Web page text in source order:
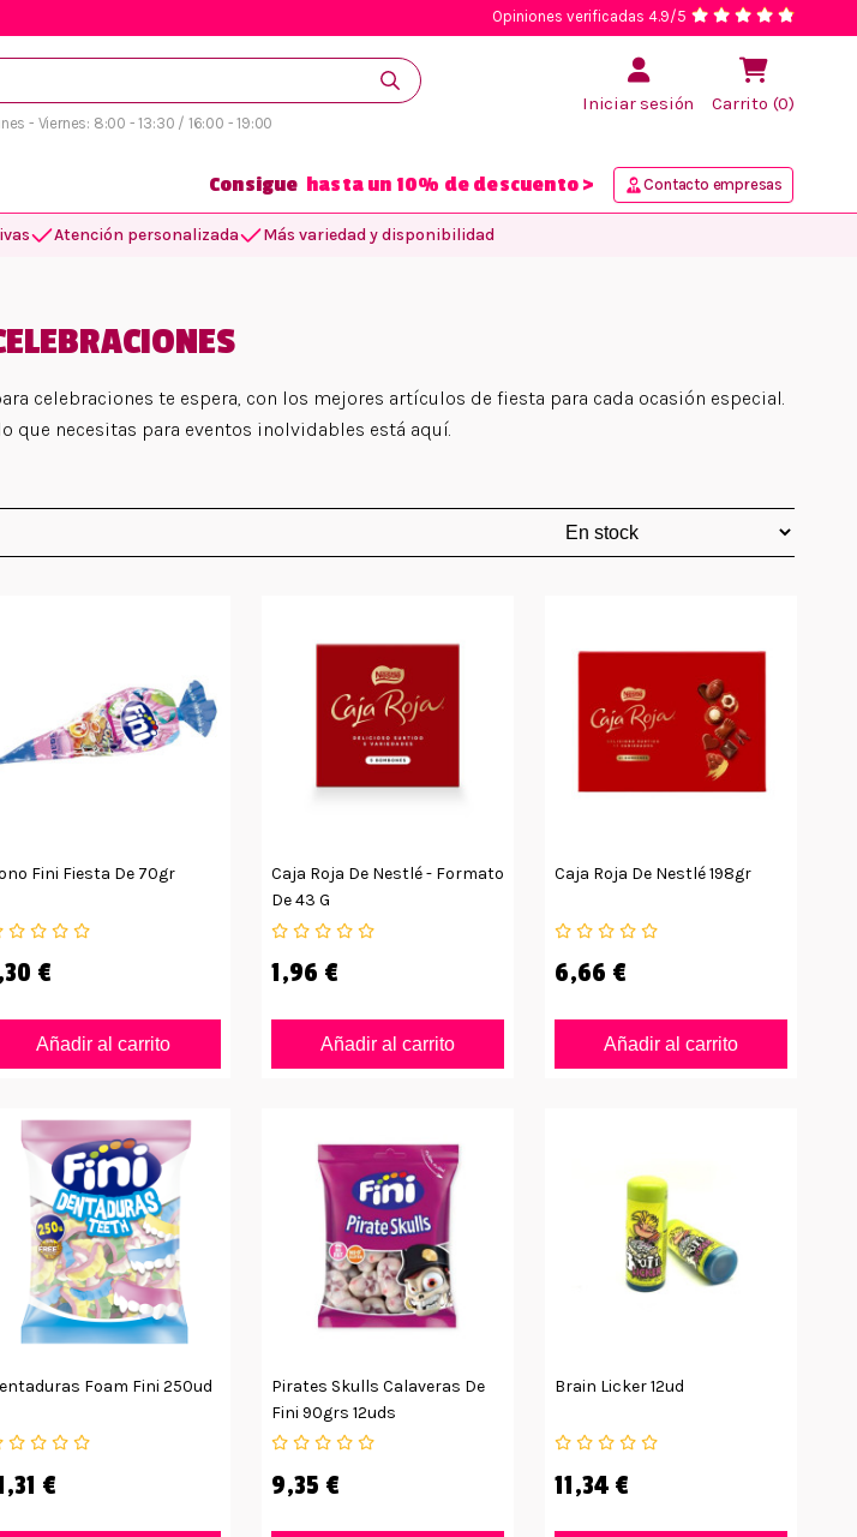
Opiniones verificadas 4.9/5
- Viernes: 8:00 - 13:30 / 16:00 - 19:00
Iniciar sesión Carrito (0)
Consigue hasta un 10% de descuento > Contacto empresas
Atención personalizada Más variedad y disponibilidad
celebraciones te espera, con los mejores artículos de fiesta para cada ocasión especial.
que necesitas para eventos inolvidables está aquí.
Fini Fiesta De 70gr
€
Añadir al carrito
Caja Roja De Nestlé - Formato
De 43 G
1,96 €
Añadir al carrito
Caja Roja De Nestlé 198gr
6,66 €
Añadir al carrito
Foam Fini 250ud
€
Pirates Skulls Calaveras De
Fini 90grs 12uds
9,35 €
Brain Licker 12ud
11,34 €